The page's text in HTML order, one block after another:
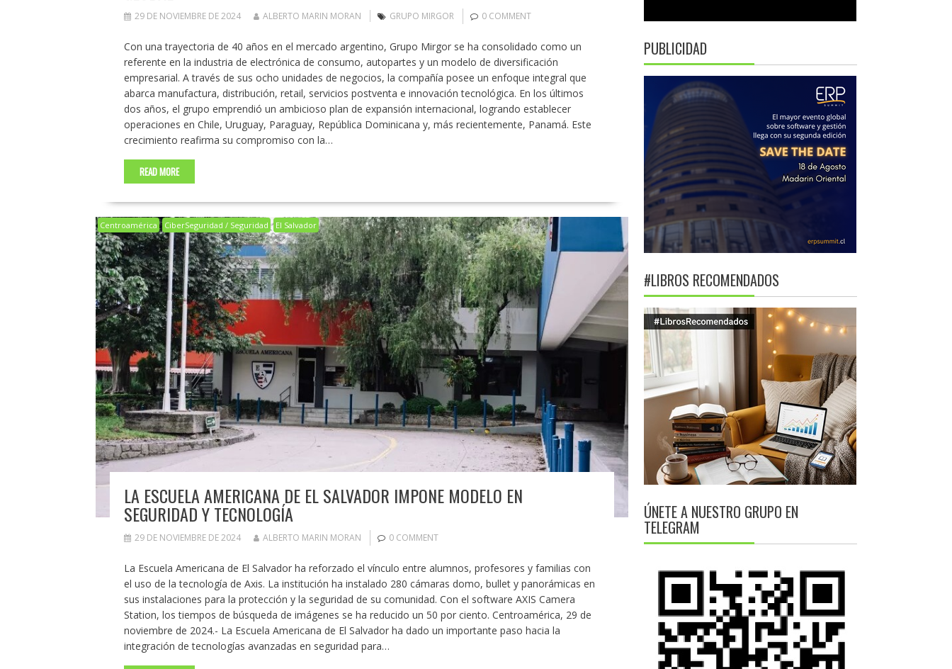
29 DE NOVIEMBRE DE 2024 ALBERTO MARIN MORAN GRUPO MIRGOR 0 COMMENT
Con una trayectoria de 40 años en el mercado argentino, Grupo Mirgor se ha consolidado como un
referente en la industria de electrónica de consumo, autopartes y un modelo de diversificación
empresarial. A través de sus ocho unidades de negocios, la compañía posee un enfoque integral que
abarca manufactura, distribución, retail, servicios postventa e innovación tecnológica. En los últimos
dos años, el grupo emprendió un ambicioso plan de expansión internacional, logrando establecer
operaciones en Chile, Uruguay, Paraguay, República Dominicana y, más recientemente, Panamá. Este
crecimiento reafirma su compromiso con la…
READ MORE
Centroamérica CiberSeguridad / Seguridad El Salvador
LA ESCUELA AMERICANA DE EL SALVADOR IMPONE MODELO EN
SEGURIDAD Y TECNOLOGÍA
29 DE NOVIEMBRE DE 2024 ALBERTO MARIN MORAN 0 COMMENT
La Escuela Americana de El Salvador ha reforzado el vínculo entre alumnos, profesores y familias con
el uso de la tecnología de Axis. La institución ha instalado 280 cámaras domo, bullet y panorámicas en
sus instalaciones para la protección y la seguridad de su comunidad. Con el software AXIS Camera
Station, los tiempos de búsqueda de imágenes se ha reducido un 50 por ciento. Centroamérica, 29 de
noviembre de 2024.- La Escuela Americana de El Salvador ha dado un importante paso hacia la
integración de tecnologías avanzadas en seguridad para…
PUBLICIDAD
#LIBROS RECOMENDADOS
ÚNETE A NUESTRO GRUPO EN
TELEGRAM